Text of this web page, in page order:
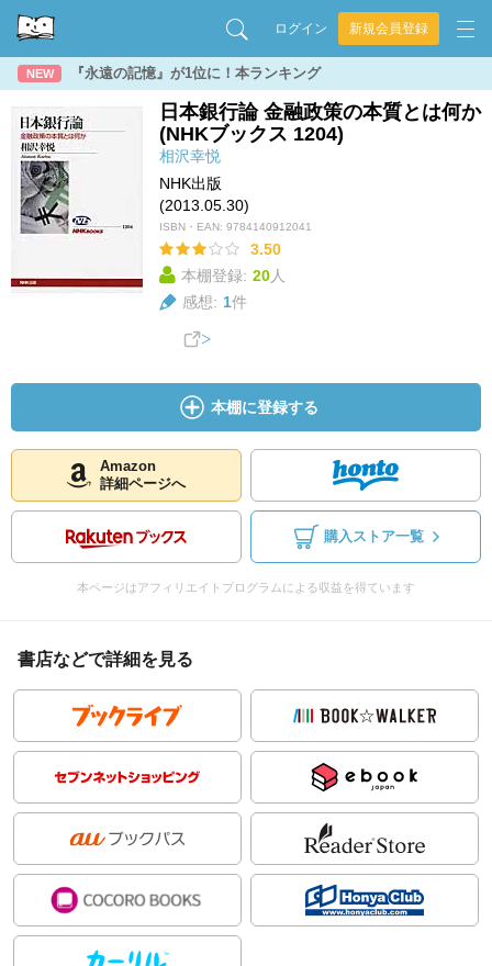
ログイン 新規会員登録
NEW 『永遠の記憶』が1位に！本ランキング
日本銀行論 金融政策の本質とは何か
(NHKブックス 1204)
相沢幸悦
NHK出版
(2013.05.30)
ISBN・EAN: 9784140912041
3.50
本棚登録: 20人
感想: 1件
本棚に登録する
Amazon
詳細ページへ
購入ストア一覧
本ページはアフィリエイトプログラムによる収益を得ています
書店などで詳細を見る